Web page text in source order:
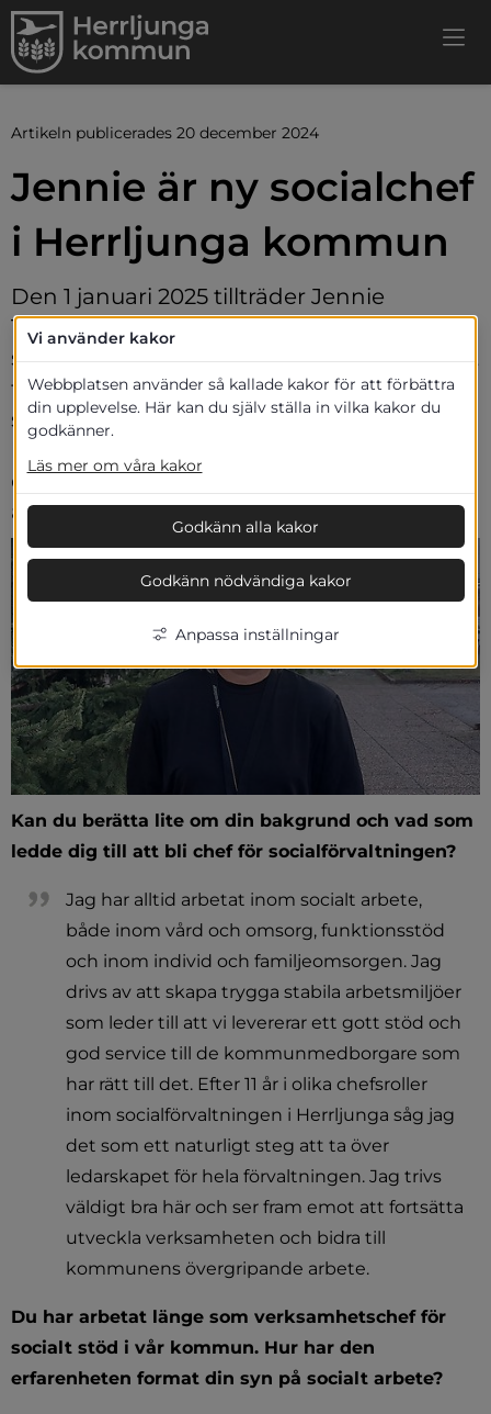
Artikeln publicerades 20 december 2024
Jennie är ny socialchef
i Herrljunga kommun
Den 1 januari 2025 tillträder Jennie
Turunen som ny chef för
socialförvaltningen. Hon kommer närmast
från en tjänst som verksamhetschef för
socialt stöd i Herrljunga kommun. Här
erfarenheter och sin vision för det viktiga
arbetet inom socialförvaltningen.
Kan du berätta lite om din bakgrund och vad som
ledde dig till att bli chef för socialförvaltningen?
Jag har alltid arbetat inom socialt arbete,
både inom vård och omsorg, funktionsstöd
och inom individ och familjeomsorgen. Jag
drivs av att skapa trygga stabila arbetsmiljöer
som leder till att vi levererar ett gott stöd och
god service till de kommunmedborgare som
har rätt till det. Efter 11 år i olika chefsroller
inom socialförvaltningen i Herrljunga såg jag
det som ett naturligt steg att ta över
ledarskapet för hela förvaltningen. Jag trivs
väldigt bra här och ser fram emot att fortsätta
utveckla verksamheten och bidra till
kommunens övergripande arbete.
Du har arbetat länge som verksamhetschef för
socialt stöd i vår kommun. Hur har den
erfarenheten format din syn på socialt arbete?
Vi använder kakor
Webbplatsen använder så kallade kakor för att förbättra
din upplevelse. Här kan du själv ställa in vilka kakor du
godkänner.
Läs mer om våra kakor
Godkänn alla kakor
Godkänn nödvändiga kakor
Anpassa inställningar